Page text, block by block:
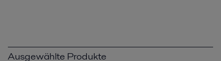
Ausgewählte Produkte